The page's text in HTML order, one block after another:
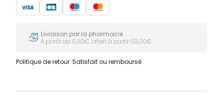
Livraison par la pharmacie
À partir de 6,90€, offert à partir 59,00€
Politique de retour Satisfait ou remboursé